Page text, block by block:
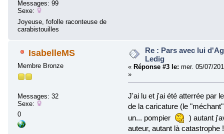
Messages: 99
Sexe:
Joyeuse, fofolle raconteuse de
carabistouilles
IsabelleMS
Membre Bronze
Messages: 32
Sexe:
0
Re : Pars avec lui
Ledig
« Réponse #3 le: mer. 05/07/
»
J'ai lu et j'ai été atterrée par
de la caricature (le
un... pompier
) autant
auteur, autant là catastrophe !